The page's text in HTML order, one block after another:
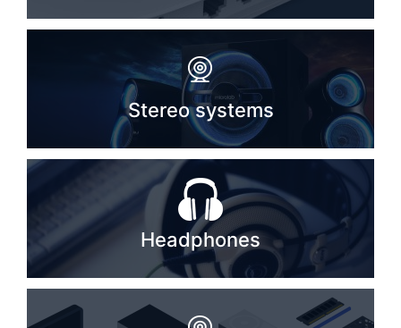
UPS Uninterruptible Power Supply
Mouses and keybords
Server equipment
Video conferencing
Digital Signage
Stereo systems
Headphones